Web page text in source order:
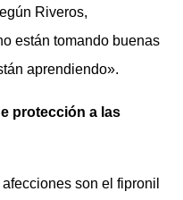
Riveros,
están tomando buenas
aprendiendo».
protección a las
son el fipronil